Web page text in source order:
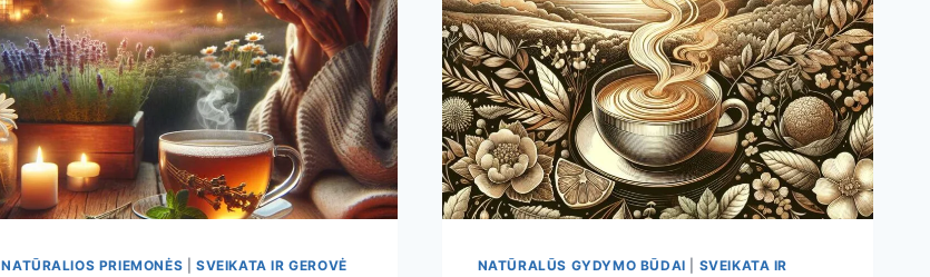
IR
KADA
TIKĖTIS
PALENGVĖJIMO
VARTOJIMO
GAIRĖS
NATŪRALIOS PRIEMONĖS |SVEIKATA IR GEROVĖ NATŪRALŪS GYDYMO BŪDAI
SVEIKATA IR